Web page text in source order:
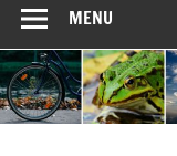
MENU